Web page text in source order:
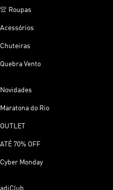
👚 Roupas
Acessórios
Chuteiras
Quebra Vento
Novidades
Maratona do Rio
OUTLET
ATÉ 70% OFF
Cyber Monday
adiClub